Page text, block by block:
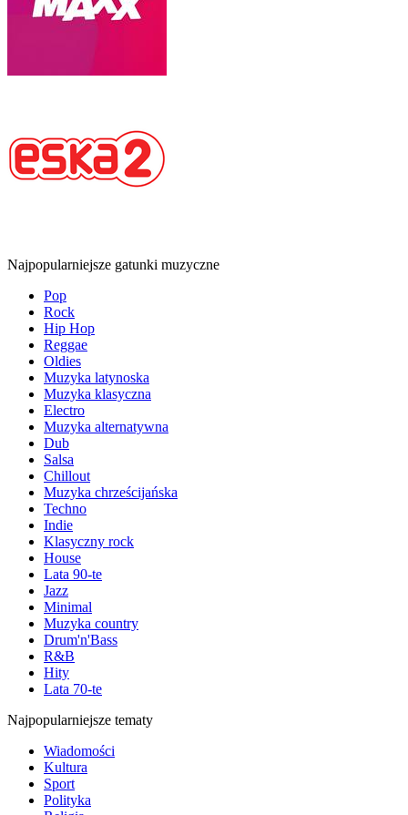
Najpopularniejsze gatunki muzyczne
Pop
Rock
Hip Hop
Reggae
Oldies
Muzyka latynoska
Muzyka klasyczna
Electro
Muzyka alternatywna
Dub
Salsa
Chillout
Muzyka chrześcijańska
Techno
Indie
Klasyczny rock
House
Lata 90-te
Jazz
Minimal
Muzyka country
Drum'n'Bass
R&B
Hity
Lata 70-te
Najpopularniejsze tematy
Wiadomości
Kultura
Sport
Polityka